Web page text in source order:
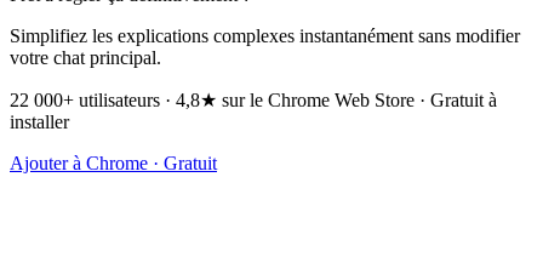
Simplifiez les explications complexes instantanément sans modifier
votre chat principal.
22 000+ utilisateurs · 4,8★ sur le Chrome Web Store · Gratuit à
installer
Ajouter à Chrome · Gratuit